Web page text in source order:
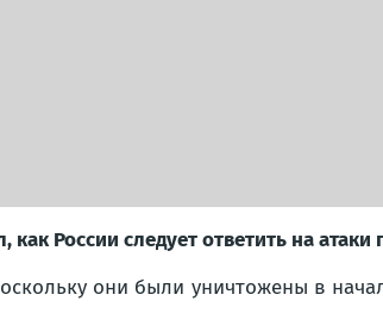
как России следует ответить на атаки
они были уничтожены в